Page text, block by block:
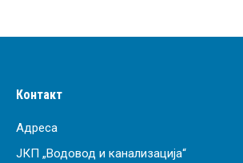
Контакт
Адреса
ЈКП „Водовод и канализација“